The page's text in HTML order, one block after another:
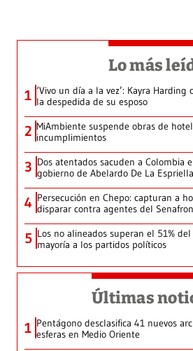
Lo más
1 ‘Vivo un día a la vez’: Kayra
la despedida de su esposo
2 MiAmbiente suspende obras de
incumplimientos
3 Dos atentados sacuden a Colombia
gobierno de Abelardo De La Espriella
4 Persecución en Chepo: capturan a
disparar contra agentes del
5 Los no alineados superan el 51%
mayoría a los partidos políticos
Últimas
1 Pentágono desclasifica 41 nuevos
esferas en Medio Oriente